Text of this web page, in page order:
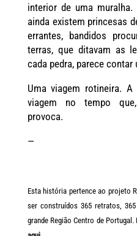
interior de uma
ainda existem princesas
errantes, bandidos
terras, que ditavam as
cada pedra, parece contar
Uma viagem rotineira.
viagem no tempo
provoca.
—
Esta história pertence ao projeto
ser construídos 365 retratos,
grande Região Centro de